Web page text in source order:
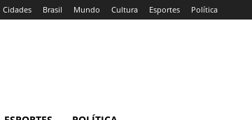
Cidades Brasil Mundo Cultura Esportes Política